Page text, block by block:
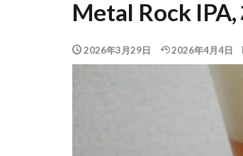
Metal Rock
2026年3月29日 2026年4月4日